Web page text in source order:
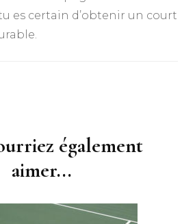
es certain d’obtenir un court
également
aimer...